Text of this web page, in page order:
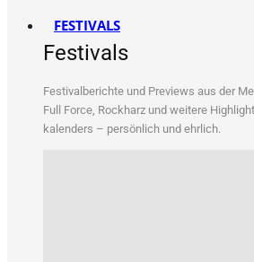
FESTIVALS
Festivals
Fes­ti­val­be­rich­te und Pre­views aus der
Full Force, Rock­harz und wei­te­re
ka­len­ders – per­sön­lich und ehrlich.